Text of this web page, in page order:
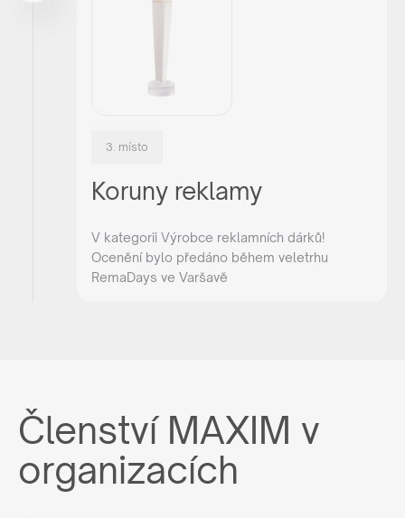
3. místo
Koruny reklamy
V kategorii Výrobce reklamních dárků!
Ocenění bylo předáno během veletrhu
RemaDays ve Varšavě
Členství MAXIM v
organizacích